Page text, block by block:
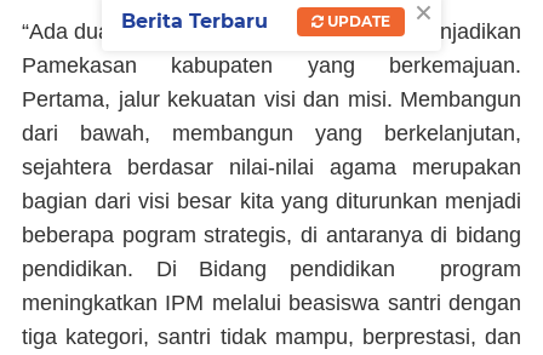
“Ada dua jalur yang kami lakukan untuk menjadikan
Pamekasan kabupaten yang berkemajuan.
Pertama, jalur kekuatan visi dan misi. Membangun
dari bawah, membangun yang berkelanjutan,
sejahtera berdasar nilai-nilai agama merupakan
bagian dari visi besar kita yang diturunkan menjadi
beberapa pogram strategis, di antaranya di bidang
pendidikan. Di Bidang pendidikan program
meningkatkan IPM melalui beasiswa santri dengan
tiga kategori, santri tidak mampu, berprestasi, dan
×
Berita Terbaru UPDATE